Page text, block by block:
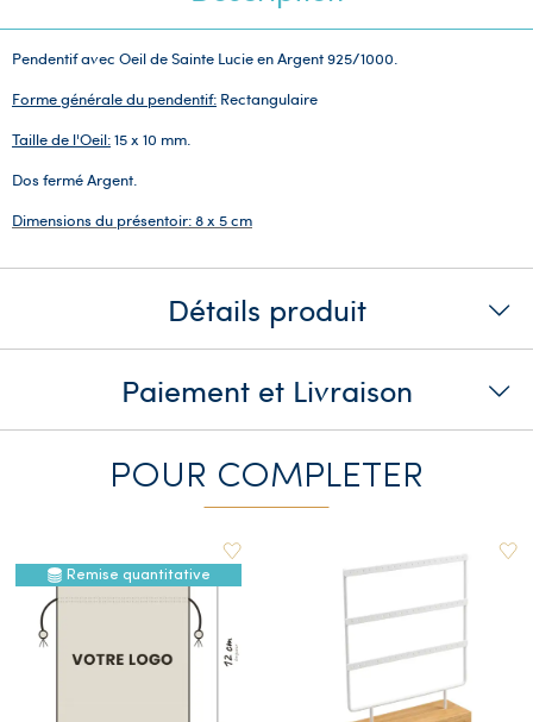
Pendentif avec Oeil de Sainte Lucie en Argent 925/1000.
Forme générale du pendentif: Rectangulaire
Taille de l'Oeil:15 x 10 mm.
Dos fermé Argent.
Dimensions du présentoir: 8 x 5 cm
Détails produit
Paiement et Livraison
POUR COMPLETER
Remise quantitative